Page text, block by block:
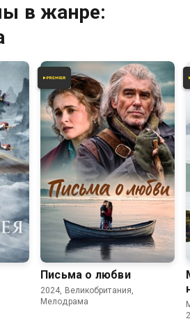
в жанре:
Письма о любви
2024, Великобритания,
Мелодрама